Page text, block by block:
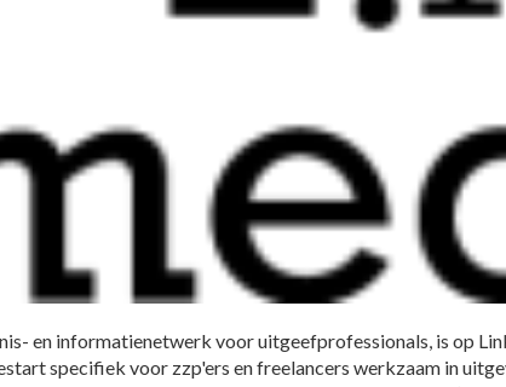
en informatienetwerk voor uitgeefprofessionals, is op
specifiek voor zzp'ers en freelancers werkzaam in